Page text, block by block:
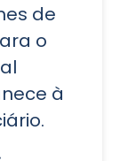
de
o
à